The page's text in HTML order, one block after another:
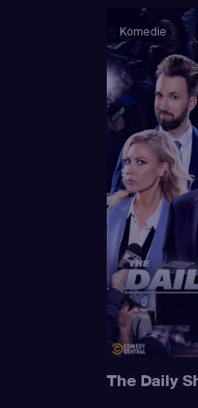
Komedie
The Daily